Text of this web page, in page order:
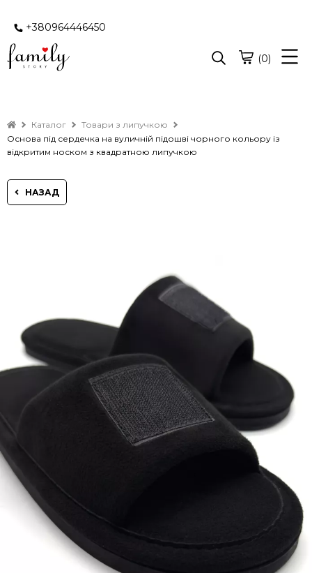
+380964446450
(0)
Каталог
Товари з липучкою
Основа під сердечка на вуличній підошві чорного кольору із
відкритим носком з квадратною липучкою
НАЗАД